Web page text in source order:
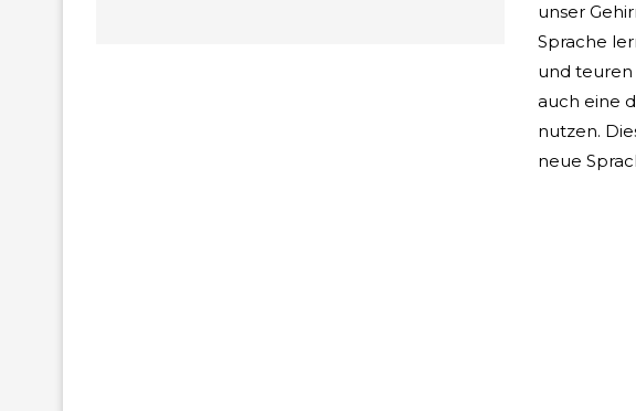
unser
Sprache
und teuren
auch eine
nutzen.
neue